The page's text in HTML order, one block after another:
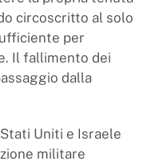
circoscritto al solo
per
Il fallimento dei
dalla
Uniti e Israele
militare